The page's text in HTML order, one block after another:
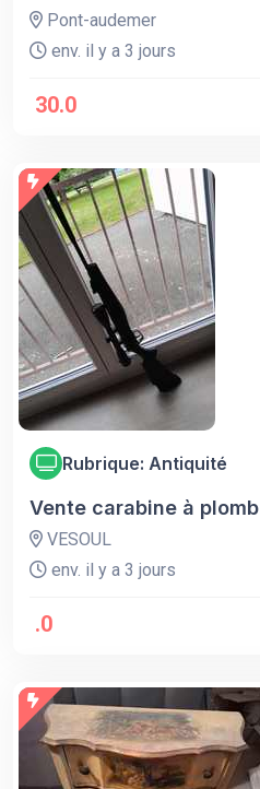
Pont-audemer
env. il y a 3 jours
30.0
Rubrique: Antiquité
Vente carabine à plomb
VESOUL
env. il y a 3 jours
.0